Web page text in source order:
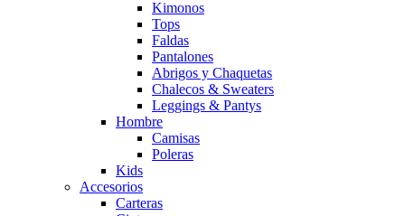
Kimonos
Tops
Faldas
Pantalones
Abrigos y Chaquetas
Chalecos & Sweaters
Leggings & Pantys
Hombre
Camisas
Poleras
Kids
Accesorios
Carteras